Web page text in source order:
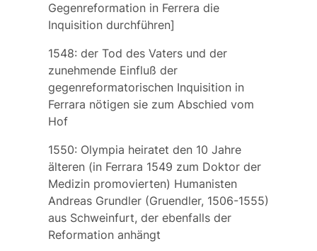
Gegenreformation in Ferrera die
Inquisition durchführen]
1548: der Tod des Vaters und der
zunehmende Einfluß der
gegenreformatorischen Inquisition in
Ferrara nötigen sie zum Abschied vom
Hof
1550: Olympia heiratet den 10 Jahre
älteren (in Ferrara 1549 zum Doktor der
Medizin promovierten) Humanisten
Andreas Grundler(Gruendler, 1506-1555)
aus Schweinfurt, der ebenfalls der
Reformation anhängt